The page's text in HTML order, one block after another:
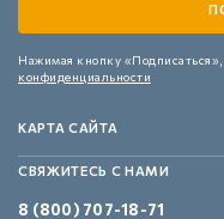
Нажимая кнопку «Подписаться»,
конфиденциальности
КАРТА САЙТА
СВЯЖИТЕСЬ С НАМИ
8 (800) 707-18-71